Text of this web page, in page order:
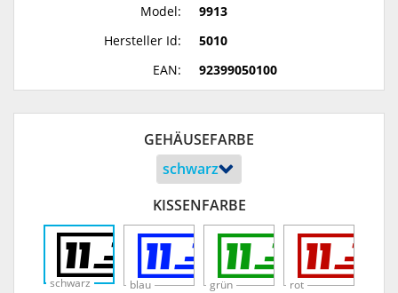
Model:
9913
Hersteller Id:
5010
EAN:
92399050100
GEHÄUSEFARBE
KISSENFARBE
schwarz blau grün rot